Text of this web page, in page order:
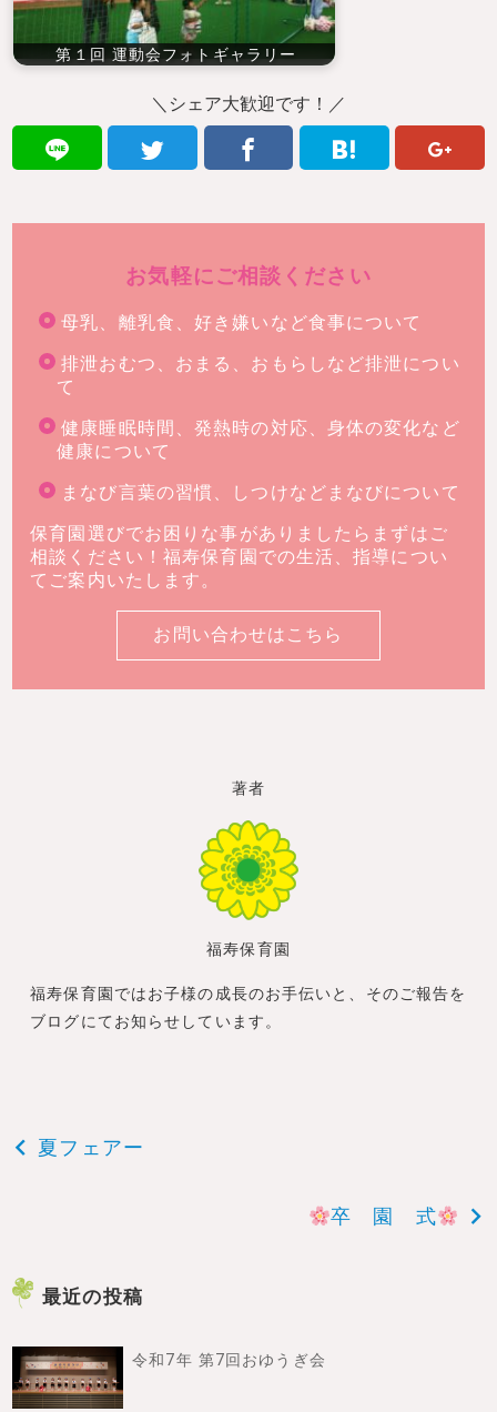
第１回 運動会フォトギャラリー
＼シェア大歓迎です！／
お気軽にご相談ください
母乳、離乳食、好き嫌いなど食事について
排泄おむつ、おまる、おもらしなど排泄につい
て
健康睡眠時間、発熱時の対応、身体の変化など
健康について
まなび言葉の習慣、しつけなどまなびについて
保育園選びでお困りな事がありましたらまずはご
相談ください！福寿保育園での生活、指導につい
てご案内いたします。
お問い合わせはこちら
著者
福寿保育園
福寿保育園ではお子様の成長のお手伝いと、そのご報告を
ブログにてお知らせしています。
投
ビ
ゲ
ー
夏フェアー
卒 園 式
最近の投稿
令和7年 第7回おゆうぎ会